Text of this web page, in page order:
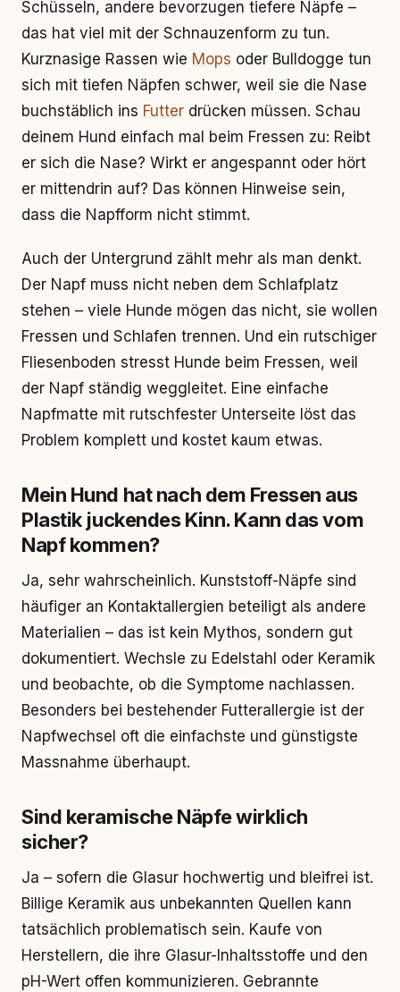
Schüsseln, andere bevorzugen tiefere Näpfe –
das hat viel mit der Schnauzenform zu tun.
Kurznasige Rassen wie Mops oder Bulldogge tun
sich mit tiefen Näpfen schwer, weil sie die Nase
buchstäblich ins Futter drücken müssen. Schau
deinem Hund einfach mal beim Fressen zu: Reibt
er sich die Nase? Wirkt er angespannt oder hört
er mittendrin auf? Das können Hinweise sein,
dass die Napfform nicht stimmt.
Auch der Untergrund zählt mehr als man denkt.
Der Napf muss nicht neben dem Schlafplatz
stehen – viele Hunde mögen das nicht, sie wollen
Fressen und Schlafen trennen. Und ein rutschiger
Fliesenboden stresst Hunde beim Fressen, weil
der Napf ständig weggleitet. Eine einfache
Napfmatte mit rutschfester Unterseite löst das
Problem komplett und kostet kaum etwas.
Mein Hund hat nach dem Fressen aus
Plastik juckendes Kinn. Kann das vom
Napf kommen?
Ja, sehr wahrscheinlich. Kunststoff-Näpfe sind
häufiger an Kontaktallergien beteiligt als andere
Materialien – das ist kein Mythos, sondern gut
dokumentiert. Wechsle zu Edelstahl oder Keramik
und beobachte, ob die Symptome nachlassen.
Besonders bei bestehender Futterallergie ist der
Napfwechsel oft die einfachste und günstigste
Massnahme überhaupt.
Sind keramische Näpfe wirklich
sicher?
Ja – sofern die Glasur hochwertig und bleifrei ist.
Billige Keramik aus unbekannten Quellen kann
tatsächlich problematisch sein. Kaufe von
Herstellern, die ihre Glasur-Inhaltsstoffe und den
pH-Wert offen kommunizieren. Gebrannte